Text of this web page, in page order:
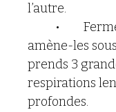
l’autre.
amène-les
prends 3
respirations
profondes.